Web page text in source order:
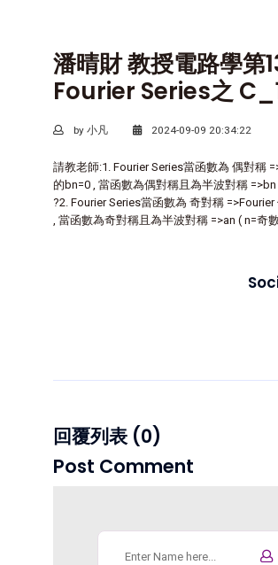
潘晴財 教授電路學第
Fourier Series之
by 小凡 2024-09-09 20:34:22
請教老師:1. Fourier Series當函數為 偶對稱
的bn=0 , 當函數為偶對稱且為半波對稱
?2. Fourier Series當函數為 奇對稱 =>Fourier
, 當函數為奇對稱且為半波對稱 =>an ( n=奇
回覆列表 (0)
Post Comment